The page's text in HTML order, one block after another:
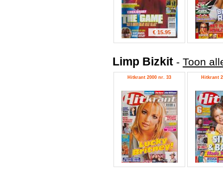
€ 15.95
Limp Bizkit - Toon
Hitkrant 2000 nr. 33 Hitkrant